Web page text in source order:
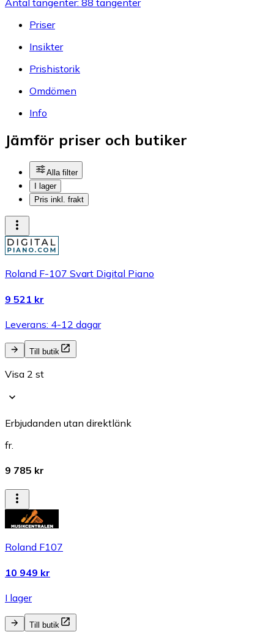
Priser
Insikter
Prishistorik
Omdömen
Info
Jämför priser och butiker
Alla filter
I lager
Pris inkl. frakt
Roland F-107 Svart Digital Piano
9 521 kr
Leverans: 4-12 dagar
Till butik
Visa 2 st
Erbjudanden utan direktlänk
fr.
9 785 kr
Roland F107
10 949 kr
I lager
Till butik